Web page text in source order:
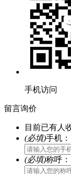
手机访问
留言询价
目前已有人
(必填)手机：
(必填)称呼：